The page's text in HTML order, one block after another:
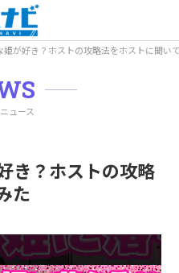
姫が好き？ホストの攻略法をホストに聞い
ュース
き？ホストの攻略
た